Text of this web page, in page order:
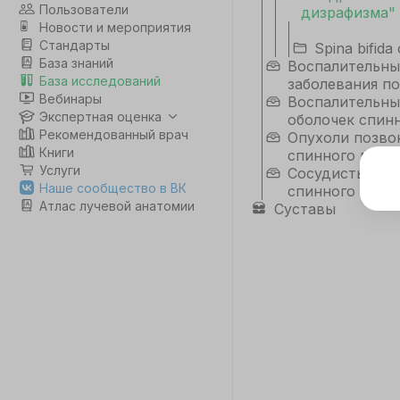
Пользователи
Новости и мероприятия
Стандарты
База знаний
База исследований
Вебинары
Экспертная оценка
Рекомендованный врач
Книги
Услуги
Наше сообщество в ВК
Атлас лучевой анатомии
дизрафизма"
Spina bifida
заболевания
оболочек
Опухоли
спинного мозга
Сосудистые
спинного мозга
Суставы